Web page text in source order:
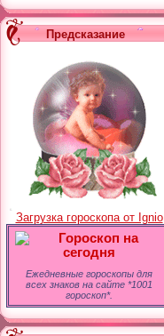
Предсказание
Загрузка гороскопа от Ignio
Гороскоп на
сегодня
Ежедневные гороскопы для
всех знаков на сайте *1001
гороскоп*.